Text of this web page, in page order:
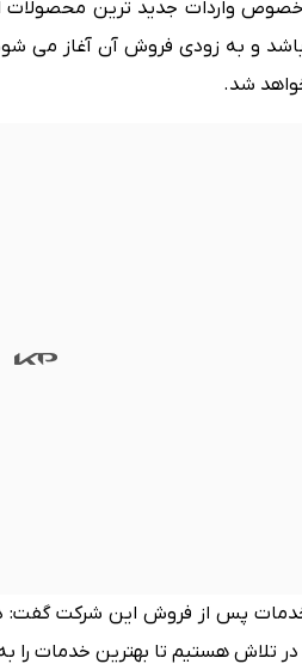
و به زودی فروش آن آغاز می
شد.
تلاش هستیم تا بهترین خدمات را